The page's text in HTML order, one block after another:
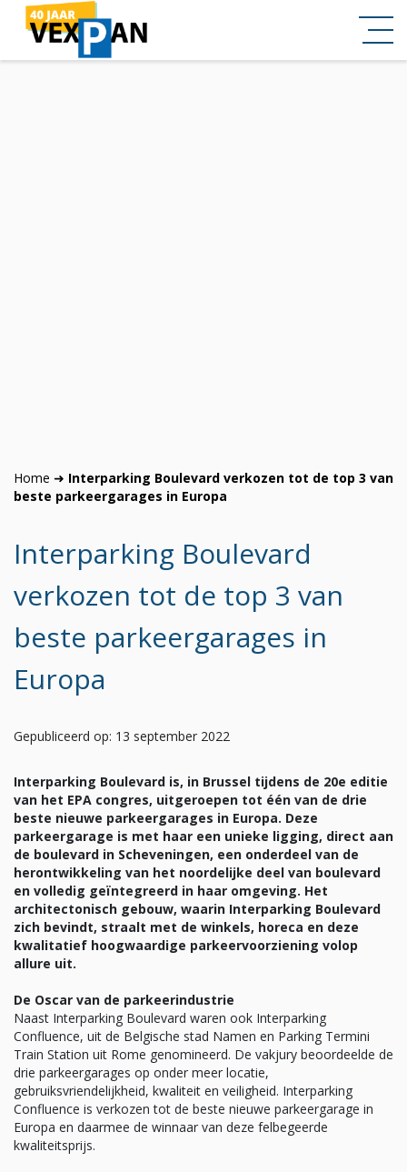
Home ➜ Interparking Boulevard verkozen tot de top 3 van
beste parkeergarages in Europa
Interparking Boulevard
verkozen tot de top 3 van
beste parkeergarages in
Europa
Gepubliceerd op: 13 september 2022
Interparking Boulevard is, in Brussel tijdens de 20e editie
van het EPA congres, uitgeroepen tot één van de drie
beste nieuwe parkeergarages in Europa. Deze
parkeergarage is met haar een unieke ligging, direct aan
de boulevard in Scheveningen, een onderdeel van de
herontwikkeling van het noordelijke deel van boulevard
en volledig geïntegreerd in haar omgeving. Het
architectonisch gebouw, waarin Interparking Boulevard
zich bevindt, straalt met de winkels, horeca en deze
kwalitatief hoogwaardige parkeervoorziening volop
allure uit.
De Oscar van de parkeerindustrie
Naast Interparking Boulevard waren ook Interparking
Confluence, uit de Belgische stad Namen en Parking Termini
Train Station uit Rome genomineerd. De vakjury beoordeelde de
drie parkeergarages op onder meer locatie,
gebruiksvriendelijkheid, kwaliteit en veiligheid. Interparking
Confluence is verkozen tot de beste nieuwe parkeergarage in
Europa en daarmee de winnaar van deze felbegeerde
kwaliteitsprijs.